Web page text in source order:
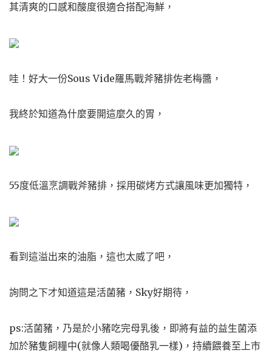
其清爽的口感和酸度很適合搭配海鮮，
哇！好大一份Sous Vide羅馬戰斧豬排佐老梅醬，
我終於知道為什麼要開這麼久的胃，
55度低溫烹調戰斧豬排，採用碳烤方式讓風味更加獨特，
看到這溢出來的油脂，這也太威了吧，
詢問之下才知道這是活菌豬，Sky好期待，
ps:活菌豬，乃是於小豬吃完母乳後，即將有益的益生菌添
加於豬隻飼糧中(就像人類喝優酪乳一樣)，持續餵養至上市